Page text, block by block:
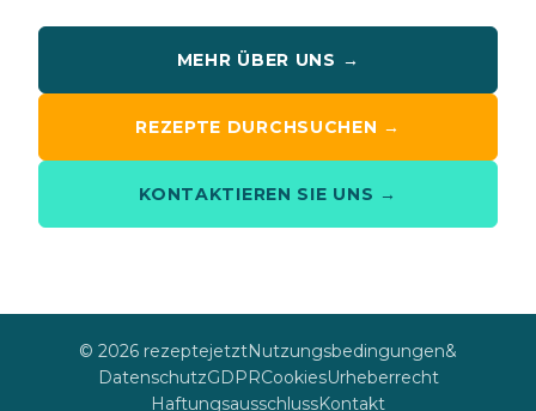
MEHR ÜBER UNS →
REZEPTE DURCHSUCHEN →
KONTAKTIEREN SIE UNS →
© 2026 rezeptejetztNutzungsbedingungen&
DatenschutzGDPRCookiesUrheberrecht
HaftungsausschlussKontakt